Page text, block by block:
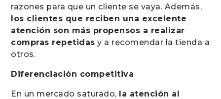
razones para que un cliente se vaya. Además,
los clientes que reciben una excelente
atención son más propensos a realizar
compras repetidas y a recomendar la tienda a
otros.
Diferenciación competitiva
En un mercado saturado, la atención al